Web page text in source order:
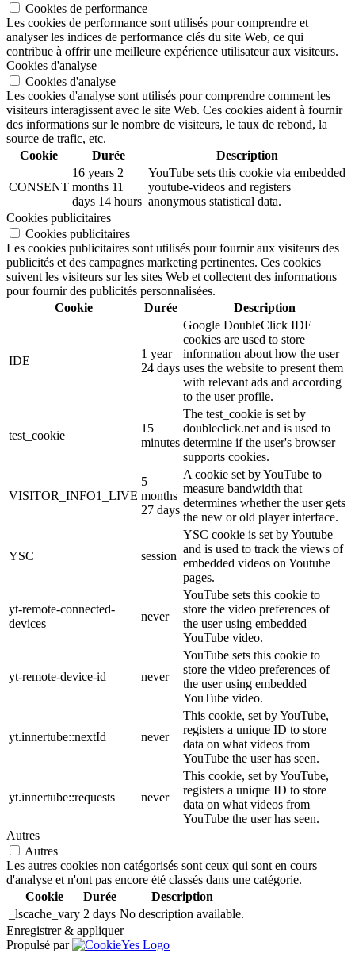
Cookies de performance
Les cookies de performance sont utilisés pour comprendre et
analyser les indices de performance clés du site Web, ce qui
contribue à offrir une meilleure expérience utilisateur aux visiteurs.
Cookies d'analyse
Cookies d'analyse
Les cookies d'analyse sont utilisés pour comprendre comment les
visiteurs interagissent avec le site Web. Ces cookies aident à fournir
des informations sur le nombre de visiteurs, le taux de rebond, la
source de trafic, etc.
Cookie
Durée Description
CONSENT
16 years 2
months 11
days 14 hours
YouTube sets this cookie via embedded
youtube-videos and registers
anonymous statistical data.
Cookies publicitaires
Cookies publicitaires
Les cookies publicitaires sont utilisés pour fournir aux visiteurs des
publicités et des campagnes marketing pertinentes. Ces cookies
suivent les visiteurs sur les sites Web et collectent des informations
pour fournir des publicités personnalisées.
Cookie
Durée Description
IDE
1 year
24 days
Google DoubleClick IDE
cookies are used to store
information about how the user
uses the website to present them
with relevant ads and according
to the user profile.
test_cookie
15
minutes
The test_cookie is set by
doubleclick.net and is used to
determine if the user's browser
supports cookies.
VISITOR_INFO1_LIVE
5
months
27 days
A cookie set by YouTube to
measure bandwidth that
determines whether the user gets
the new or old player interface.
YSC session
YSC cookie is set by Youtube
and is used to track the views of
embedded videos on Youtube
pages.
yt-remote-connected-
devices
never
YouTube sets this cookie to
store the video preferences of
the user using embedded
YouTube video.
yt-remote-device-id never
YouTube sets this cookie to
store the video preferences of
the user using embedded
YouTube video.
yt.innertube::nextId never
This cookie, set by YouTube,
registers a unique ID to store
data on what videos from
YouTube the user has seen.
yt.innertube::requests never
This cookie, set by YouTube,
registers a unique ID to store
data on what videos from
YouTube the user has seen.
Autres
Autres
Les autres cookies non catégorisés sont ceux qui sont en cours
d'analyse et n'ont pas encore été classés dans une catégorie.
Cookie
Durée
Description
_lscache_vary 2 days No description available.
Enregistrer & appliquer
Propulsé par